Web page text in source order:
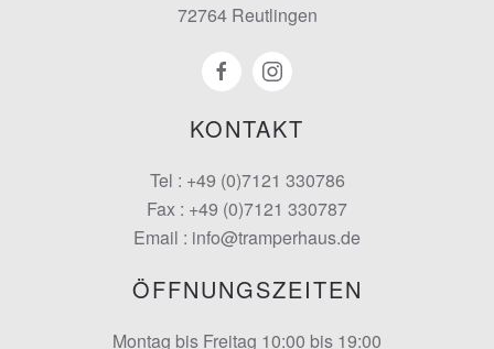
KONTAKT
Tel : +49 (0)7121 330786
Fax : +49 (0)7121 330787
Email : info@tramperhaus.de
72764 Reutlingen
ÖFFNUNGSZEITEN
Montag bis Freitag 10:00 bis 19:00